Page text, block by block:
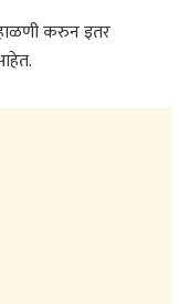
करुन इतर